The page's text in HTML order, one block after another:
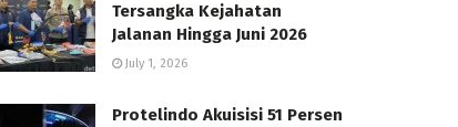
Tersangka Kejahatan
Jalanan Hingga Juni 2026
July 1, 2026
Protelindo Akuisisi 51 Persen